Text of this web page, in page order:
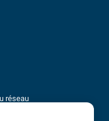
réseau